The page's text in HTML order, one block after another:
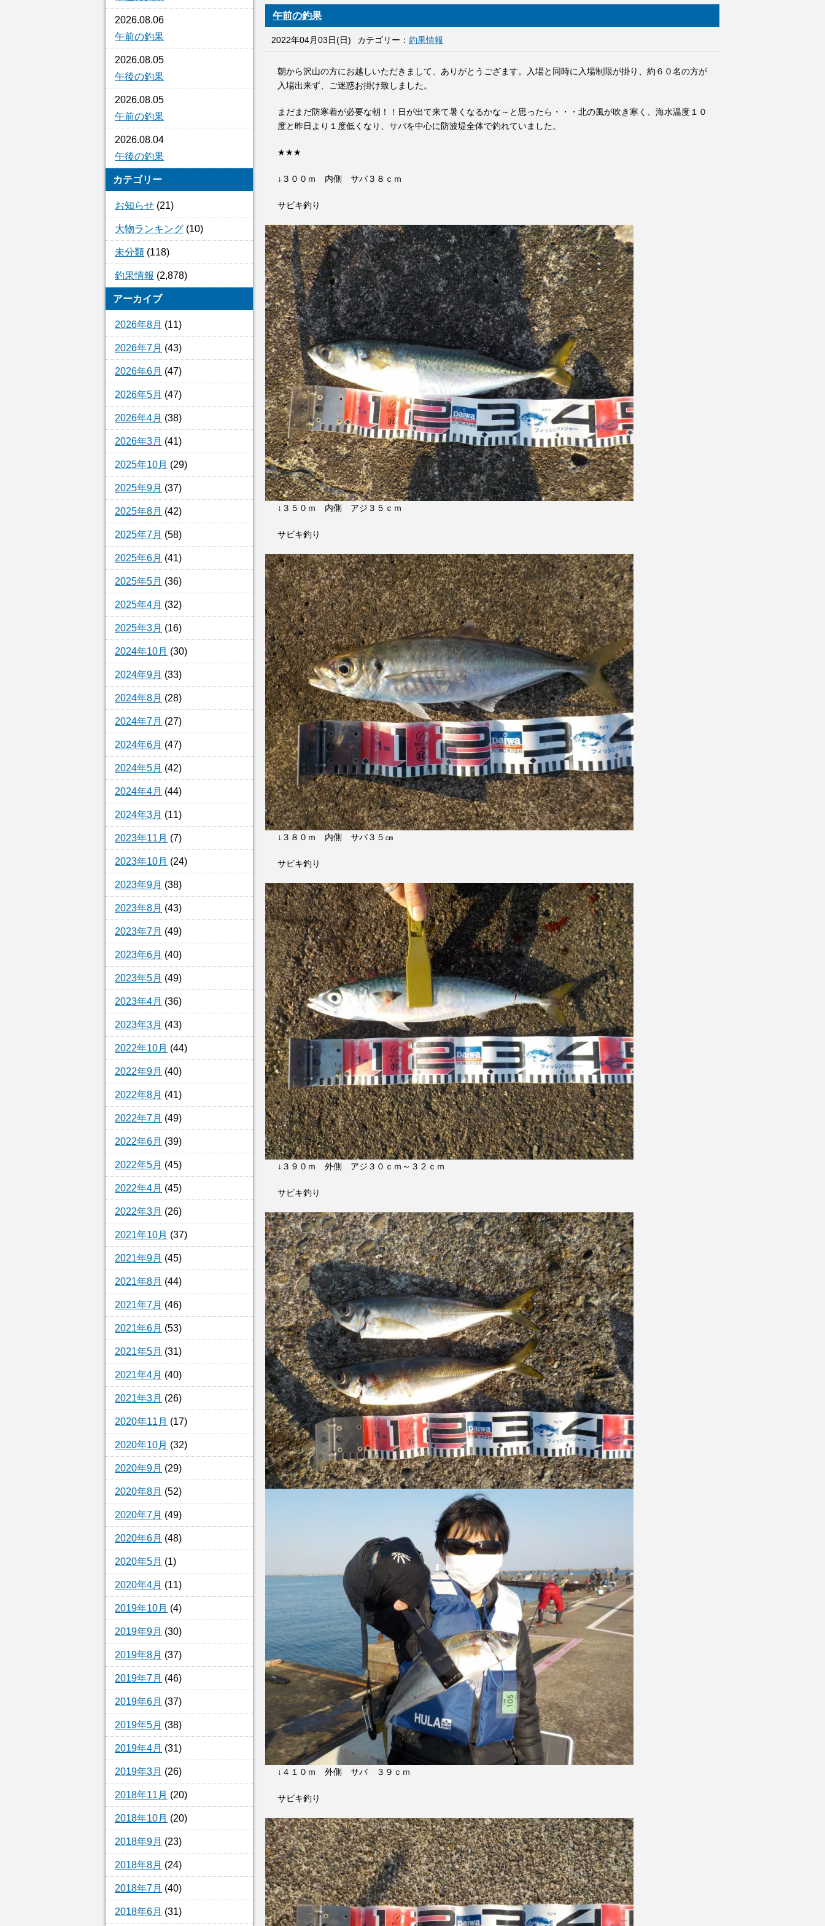
2026.08.06
午前の釣果
2026.08.05
午後の釣果
2026.08.05
午前の釣果
2026.08.04
午後の釣果
カテゴリー
お知らせ (21)
大物ランキング (10)
未分類 (118)
釣果情報 (2,878)
アーカイブ
2026年8月 (11)
2026年7月 (43)
2026年6月 (47)
2026年5月 (47)
2026年4月 (38)
2026年3月 (41)
2025年10月 (29)
2025年9月 (37)
2025年8月 (42)
2025年7月 (58)
2025年6月 (41)
2025年5月 (36)
2025年4月 (32)
2025年3月 (16)
2024年10月 (30)
2024年9月 (33)
2024年8月 (28)
2024年7月 (27)
2024年6月 (47)
2024年5月 (42)
2024年4月 (44)
2024年3月 (11)
2023年11月 (7)
2023年10月 (24)
2023年9月 (38)
2023年8月 (43)
2023年7月 (49)
2023年6月 (40)
2023年5月 (49)
2023年4月 (36)
2023年3月 (43)
2022年10月 (44)
2022年9月 (40)
2022年8月 (41)
2022年7月 (49)
2022年6月 (39)
2022年5月 (45)
2022年4月 (45)
2022年3月 (26)
2021年10月 (37)
2021年9月 (45)
2021年8月 (44)
2021年7月 (46)
2021年6月 (53)
2021年5月 (31)
2021年4月 (40)
2021年3月 (26)
2020年11月 (17)
2020年10月 (32)
2020年9月 (29)
2020年8月 (52)
2020年7月 (49)
2020年6月 (48)
2020年5月 (1)
2020年4月 (11)
2019年10月 (4)
2019年9月 (30)
2019年8月 (37)
2019年7月 (46)
2019年6月 (37)
2019年5月 (38)
2019年4月 (31)
2019年3月 (26)
2018年11月 (20)
2018年10月 (20)
2018年9月 (23)
2018年8月 (24)
2018年7月 (40)
2018年6月 (31)
午前の釣果
2022年04月03日(日) カテゴリー： 釣果情報
朝から沢山の方にお越しいただきまして、ありがとうござます。入場と同時に入場制限が掛り、約６０名の方が
入場出来ず、ご迷惑お掛け致しました。
まだまだ防寒着が必要な朝！！日が出て来て暑くなるかな～と思ったら・・・北の風が吹き寒く、海水温度１０
度と昨日より１度低くなり、サバを中心に防波堤全体で釣れていました。
★★★
↓３００ｍ 内側 サバ３８ｃｍ
サビキ釣り
↓３５０ｍ 内側 アジ３５ｃｍ
サビキ釣り
↓３８０ｍ 内側 サバ３５㎝
サビキ釣り
↓３９０ｍ 外側 アジ３０ｃｍ～３２ｃｍ
サビキ釣り
↓４１０ｍ 外側 サバ ３９ｃｍ
サビキ釣り